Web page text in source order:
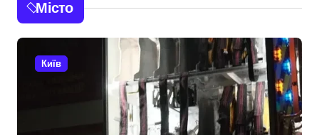
Місто
Київ